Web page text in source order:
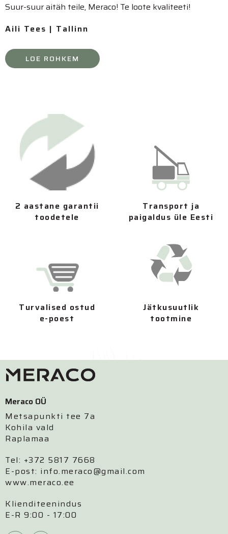
Suur-suur aitäh teile, Meraco! Te loote kvaliteeti!
Aili Tees | Tallinn
LOE ROHKEM
2 aastane garantii
toodetele
Transport ja
paigaldus üle Eesti
Turvalised ostud
e-poest
Jätkusuutlik
tootmine
Meraco OÜ
Metsapunkti tee 7a
Kohila vald
Raplamaa
Tel: +372 5817 7668
E-post: info.meraco@gmail.com
www.meraco.ee
Klienditeenindus
E-R 9:00 - 17:00